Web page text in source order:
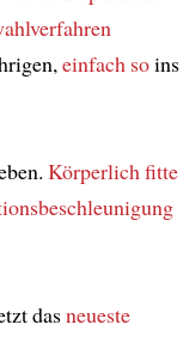
einfach soins
Körperlich fitte
dasneueste